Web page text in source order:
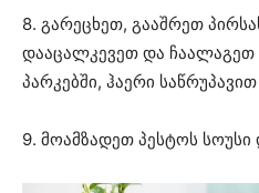
8. გარეცხეთ, გააშრეთ
დააცალკევეთ და
პარკებში, ჰაერი
9. მოამზადეთ პესტოს სოუსი